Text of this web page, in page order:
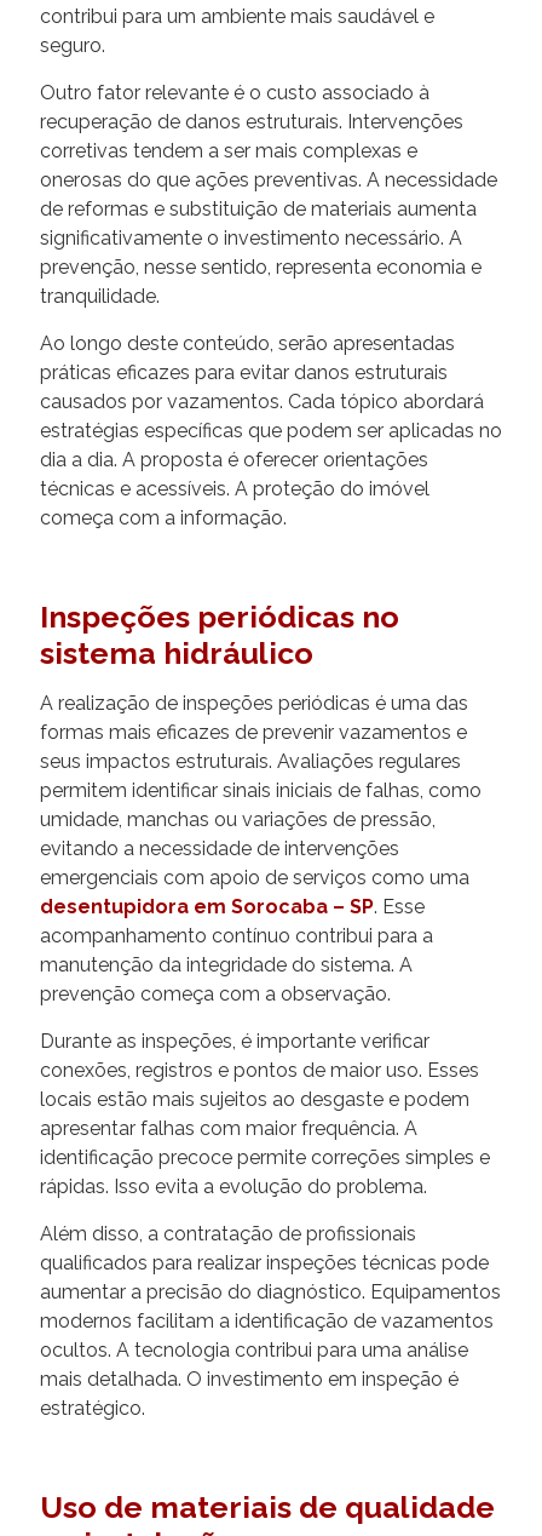
contribui para um ambiente mais saudável e
seguro.
Outro fator relevante é o custo associado à
recuperação de danos estruturais. Intervenções
corretivas tendem a ser mais complexas e
onerosas do que ações preventivas. A necessidade
de reformas e substituição de materiais aumenta
significativamente o investimento necessário. A
prevenção, nesse sentido, representa economia e
tranquilidade.
Ao longo deste conteúdo, serão apresentadas
práticas eficazes para evitar danos estruturais
causados por vazamentos. Cada tópico abordará
estratégias específicas que podem ser aplicadas no
dia a dia. A proposta é oferecer orientações
técnicas e acessíveis. A proteção do imóvel
começa com a informação.
Inspeções periódicas no
sistema hidráulico
A realização de inspeções periódicas é uma das
formas mais eficazes de prevenir vazamentos e
seus impactos estruturais. Avaliações regulares
permitem identificar sinais iniciais de falhas, como
umidade, manchas ou variações de pressão,
evitando a necessidade de intervenções
emergenciais com apoio de serviços como uma
desentupidora em Sorocaba – SP. Esse
acompanhamento contínuo contribui para a
manutenção da integridade do sistema. A
prevenção começa com a observação.
Durante as inspeções, é importante verificar
conexões, registros e pontos de maior uso. Esses
locais estão mais sujeitos ao desgaste e podem
apresentar falhas com maior frequência. A
identificação precoce permite correções simples e
rápidas. Isso evita a evolução do problema.
Além disso, a contratação de profissionais
qualificados para realizar inspeções técnicas pode
aumentar a precisão do diagnóstico. Equipamentos
modernos facilitam a identificação de vazamentos
ocultos. A tecnologia contribui para uma análise
mais detalhada. O investimento em inspeção é
estratégico.
Uso de materiais de qualidade